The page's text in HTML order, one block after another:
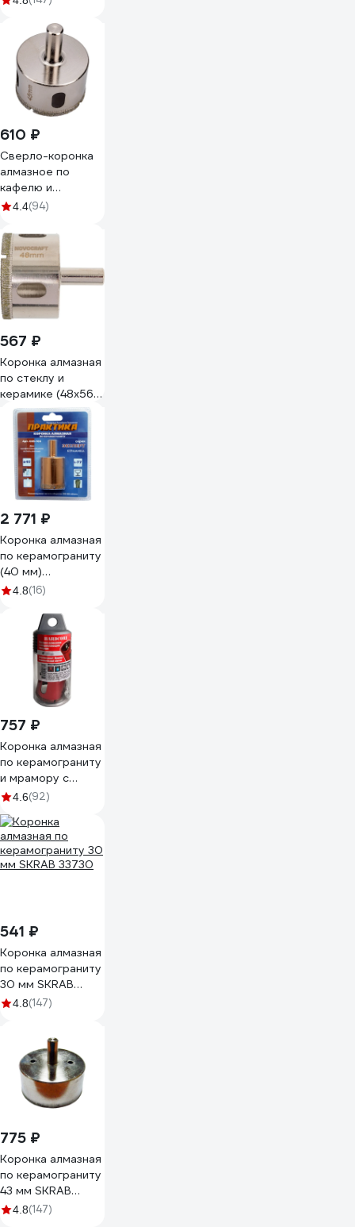
610 ₽
Сверло-коронка
алмазное по
кафелю и
керамограниту 45
152045
4.4(94)
567 ₽
Коронка алмазная
по стеклу и
керамике (48х56
мм) Novocraft
KAC048056301
2 771 ₽
Коронка алмазная
по керамограниту
(40 мм)
ПРАКТИКА 035-
4.8(16)
757 ₽
Коронка алмазная
по керамограниту
и мрамору с
направляющим
Hardcore 154030
4.6(92)
541 ₽
Коронка алмазная
по керамограниту
30 мм SKRAB
33730
4.8(147)
775 ₽
Коронка алмазная
по керамограниту
43 мм SKRAB
33743
4.8(147)